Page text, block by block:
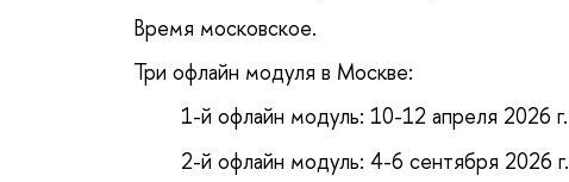
ремя московское.
Три офлайн модуля в Москве:
1-й офлайн модуль: 10-12 апреля 2026 г.
2-й офлайн модуль: 4-6 сентября 2026 г.